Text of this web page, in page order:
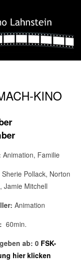
KINO
Animation, Familie
Sherie Pollack, Norton
Jamie Mitchell
Animation
60min.
ab: 0 FSK-
hier klicken